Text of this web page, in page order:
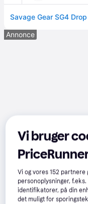
Annonce
Vi bruger
Vi og vores152 partnere
personoplysninger,
identifikatorer, på din
det muligt for